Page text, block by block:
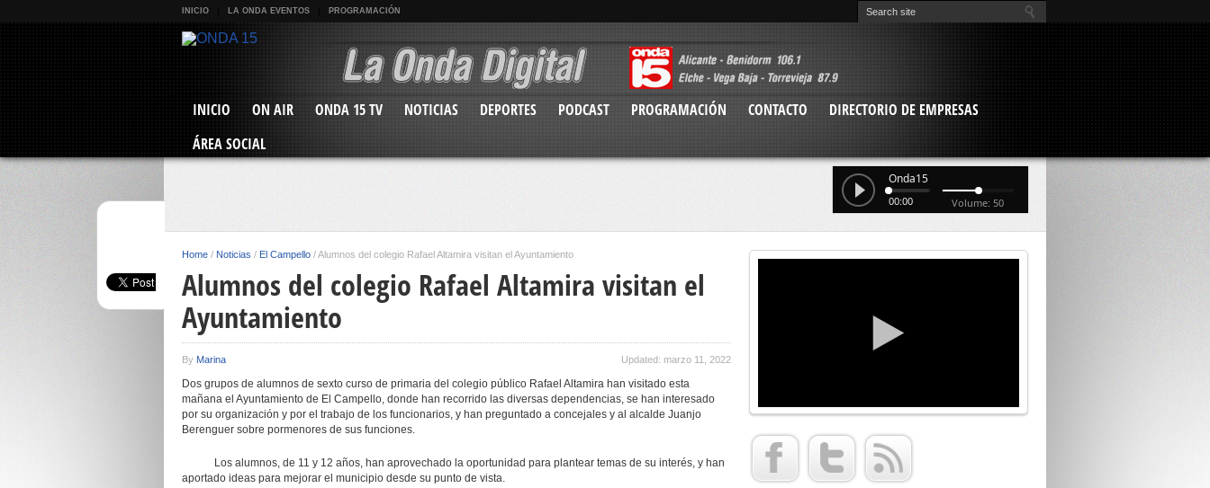
INICIO LA ONDA EVENTOS PROGRAMACIÓN
INICIO ON AIR ONDA 15 TV NOTICIAS DEPORTES PODCAST PROGRAMACIÓN CONTACTO
DIRECTORIO DE EMPRESAS
ÁREA SOCIAL
Onda15
00:00 Volume: 50
Home / Noticias / El Campello /Alumnos del colegio Rafael Altamira visitan el Ayuntamiento
Alumnos del colegio Rafael Altamira visitan el
Ayuntamiento
By Marina Updated: marzo 11, 2022
Dos grupos de alumnos de sexto curso de primaria del colegio público Rafael Altamira han visitado esta
mañana el Ayuntamiento de El Campello, donde han recorrido las diversas dependencias, se han interesado
por su organización y por el trabajo de los funcionarios, y han preguntado a concejales y al alcalde Juanjo
Berenguer sobre pormenores de sus funciones.
Los alumnos, de 11 y 12 años, han aprovechado la oportunidad para plantear temas de su interés, y han
aportado ideas para mejorar el municipio desde su punto de vista.